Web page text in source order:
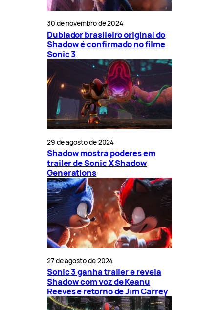
30 de novembro de 2024
Dublador brasileiro original do
Shadow é confirmado no filme
Sonic 3
29 de agosto de 2024
Shadow mostra poderes em
trailer de Sonic X Shadow
Generations
27 de agosto de 2024
Sonic 3 ganha trailer e revela
Shadow com voz de Keanu
Reeves e retorno de Jim Carrey